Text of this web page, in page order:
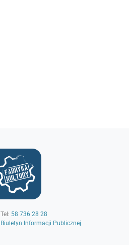
Tel: 58 736 28 28
Biuletyn Informacji Publicznej